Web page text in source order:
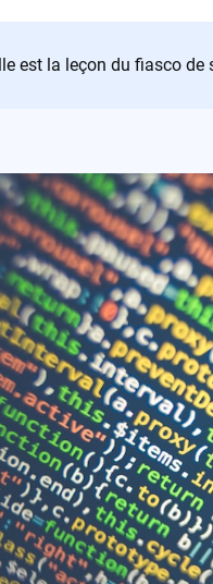
est la leçon du fiasco de